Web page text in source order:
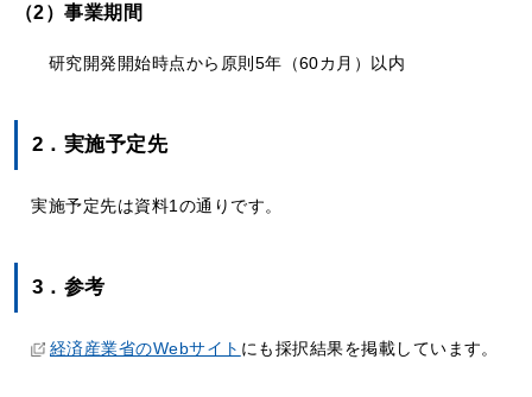
（2）事業期間
研究開発開始時点から原則5年（60カ月）以内
2．実施予定先
実施予定先は資料1の通りです。
3．参考
経済産業省のWebサイト にも採択結果を掲載しています。